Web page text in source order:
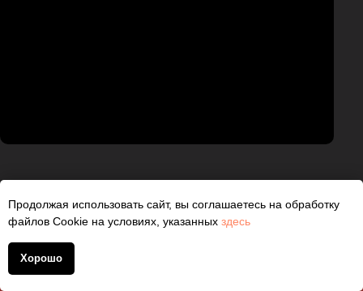
ДОПОЛНИТЕЛЬНЫЕ УСЛУГИ
ПОЗАЩИТЕ АВТОМОБИЛЯ:
Продолжая использовать сайт, вы соглашаетесь на обработку
файлов Cookie на условиях, указанных здесь
Хорошо